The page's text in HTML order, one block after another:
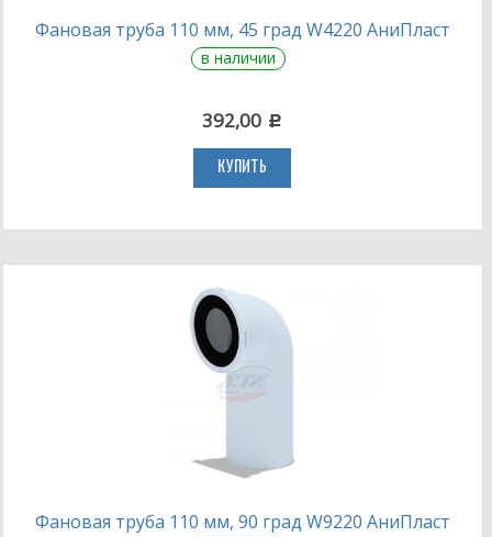
Фановая труба 110 мм, 45 град W4220 АниПласт
в наличии
392,00 c
КУПИТЬ
Фановая труба 110 мм, 90 град W9220 АниПласт